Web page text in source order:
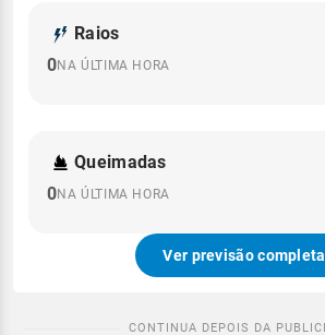
Raios
0NA ÚLTIMA HORA
Queimadas
0NA ÚLTIMA HORA
Ver previsão completa